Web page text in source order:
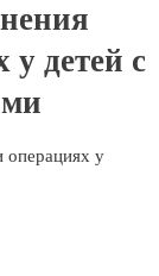
у детей с
операциях у